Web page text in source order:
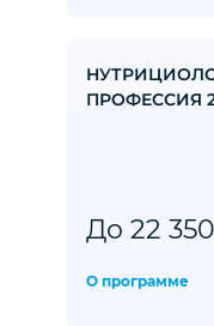
ПРОФЕССИЯ
До 22
О программе